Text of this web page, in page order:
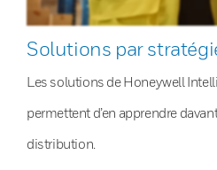
Solutions par
Les solutions de Honeywell
permettent d’en apprendre
distribution.